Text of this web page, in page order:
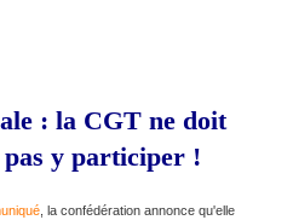
: la CGT ne doit
pas y participer !
, la confédération annonce qu'elle